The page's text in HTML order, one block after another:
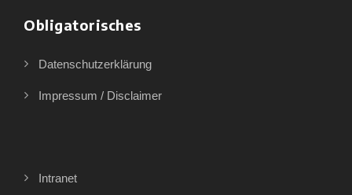
Obligatorisches
Datenschutzerklärung
Impressum / Disclaimer
Intranet